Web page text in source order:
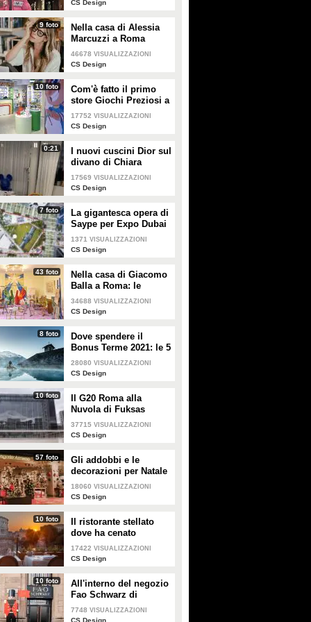
CS Design
9 foto
Nella casa di Alessia
Marcuzzi a Roma
46678 VISUALIZZAZIONI
CS Design
10 foto
Com'è fatto il primo
store Giochi Preziosi a
Milano
17752 VISUALIZZAZIONI
CS Design
0:21
I nuovi cuscini Dior sul
divano di Chiara
Ferragni e Fedez
17569 VISUALIZZAZIONI
CS Design
7 foto
La gigantesca opera di
Saype per Expo Dubai
2020 è un messaggio
di solidarietà per tutti i
1371 VISUALIZZAZIONI
CS Design
43 foto
Nella casa di Giacomo
Balla a Roma: le
camere più belle
34688 VISUALIZZAZIONI
CS Design
8 foto
Dove spendere il
Bonus Terme 2021: le 5
migliori strutture
accreditate
28080 VISUALIZZAZIONI
CS Design
10 foto
Il G20 Roma alla
Nuvola di Fuksas
37715 VISUALIZZAZIONI
CS Design
57 foto
Gli addobbi e le
decorazioni per Natale
della Rinascente
18060 VISUALIZZAZIONI
CS Design
10 foto
Il ristorante stellato
dove ha cenato
Angelina Jolie a Roma
17422 VISUALIZZAZIONI
CS Design
10 foto
All'interno del negozio
Fao Schwarz di
Milano: il paradiso dei
giocattoli per grandi e
7748 VISUALIZZAZIONI
CS Design